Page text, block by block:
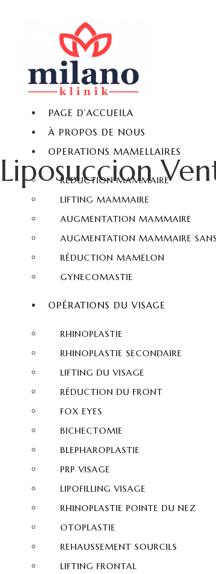
PAGE D’ACCUEILA
À PROPOS DE NOUS
OPERATIONS MAMELLAIRES
REDUCTION MAMMAIRE
LIFTING MAMMAIRE
AUGMENTATION MAMMAIRE
AUGMENTATION MAMMAIRE SANS
RÉDUCTION MAMELON
GYNECOMASTIE
OPÉRATIONS DU VISAGE
RHINOPLASTIE
RHINOPLASTIE SECONDAIRE
LIFTING DU VISAGE
RÉDUCTION DU FRONT
FOX EYES
BICHECTOMIE
BLEPHAROPLASTIE
PRP VISAGE
LIPOFILLING VISAGE
RHINOPLASTIE POINTE DU NEZ
OTOPLASTIE
REHAUSSEMENT SOURCILS
LIFTING FRONTAL
Liposuccion